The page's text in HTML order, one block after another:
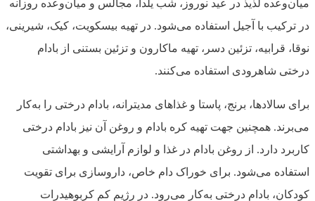
میان‌وعده لذیذ در عید نوروز، شب یلدا، مجالس و میان‌وعده روزانه
در ترکیب با آجیل استفاده می‌شود. در تهیه بیسکویت، کیک، شیرینی،
نوقا، قرابیه، تزئین دسر، تهیه ماکارون و تزئین بستنی از بادام
درختی شاهرودی استفاده می‌کنند.
برای سالادها، برنج، پاستا و غذاهای مدیترانه، بادام درختی را به‌کار
می‌برند. همچنین جهت تهیه کره بادام و روغن آن نیز بادام درختی
کاربرد دارد. از روغن بادام در غذا و لوازم آرایشی و بهداشتی
استفاده می‌شود. برای خوراک دام خاص، داروسازی برای تقویت
کودکان، بادام درختی به‌کار می‌رود. در رژیم کم کربوهیدرات